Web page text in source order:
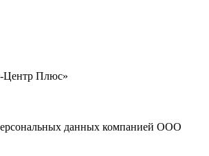
Центр Плюс»
данных компанией ООО